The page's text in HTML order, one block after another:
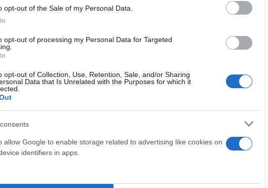
opt-out of the Sale of my Personal Data.
opt-out of processing my Personal Data for Targeted
opt-out of Collection, Use, Retention, Sale, and/or Sharing
Data that Is Unrelated with the Purposes for which it
allow Google to enable storage related to advertising like cookies on
identifiers in apps.
U Power Mike
bassa leggera da lavoro
80,90 €
U Power Mike Esd
bassa leggera da lavoro
T-Shirt da lavoro maglietta U Power
Alien Deep Blue maniche lunghe 100%
Power Alien Deep Blue